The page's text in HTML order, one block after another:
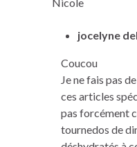
jocelyne
Coucou
Je ne fais pas
ces articles
pas forcément
tournedos de